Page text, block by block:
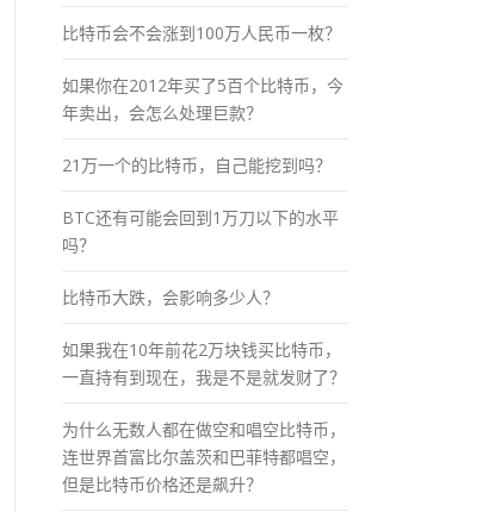
比特币会不会涨到100万人民币一枚？
如果你在2012年买了5百个比特币，今
年卖出，会怎么处理巨款？
21万一个的比特币，自己能挖到吗？
BTC还有可能会回到1万刀以下的水平
吗？
比特币大跌，会影响多少人？
如果我在10年前花2万块钱买比特币，
一直持有到现在，我是不是就发财了？
为什么无数人都在做空和唱空比特币，
连世界首富比尔盖茨和巴菲特都唱空，
但是比特币价格还是飙升？